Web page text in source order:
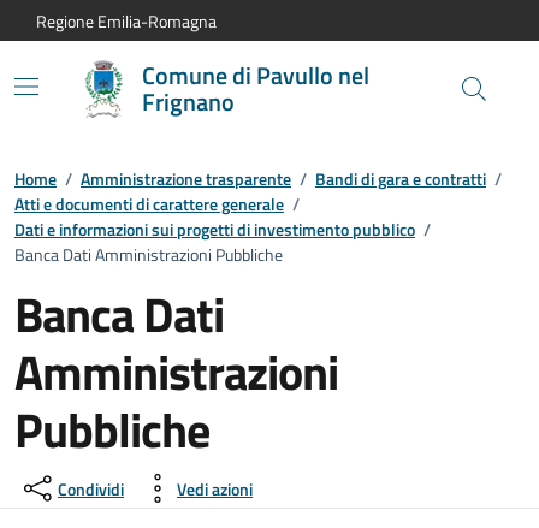
Vai al contenuto principale
Vai alla navigazione del sito
Vai al piede di pagina
Regione Emilia-Romagna
Comune di Pavullo nel
Frignano
Home / Amministrazione trasparente / Bandi di gara e contratti /
Atti e documenti di carattere generale /
Dati e informazioni sui progetti di investimento pubblico /
Banca Dati Amministrazioni Pubbliche
Banca Dati
Amministrazioni
Pubbliche
Condividi Vedi azioni